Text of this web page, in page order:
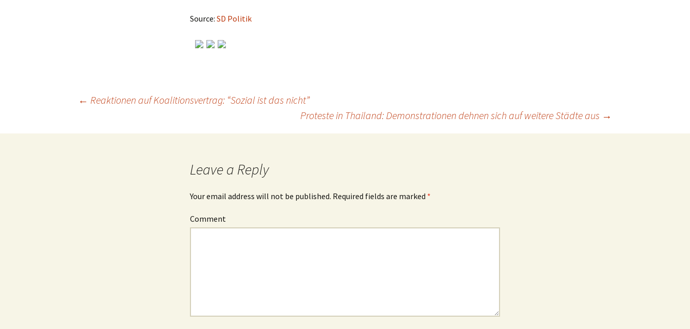
Source: SD Politik
Post
← Reaktionen auf Koalitionsvertrag: “Sozial ist das nicht”
Proteste in Thailand: Demonstrationen dehnen sich auf weitere Städte aus →
Leave a Reply
Your email address will not be published. Required fields are marked *
Comment